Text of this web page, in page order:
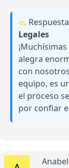
Legales
alegra
con
equipo, es
el proceso
por confiar